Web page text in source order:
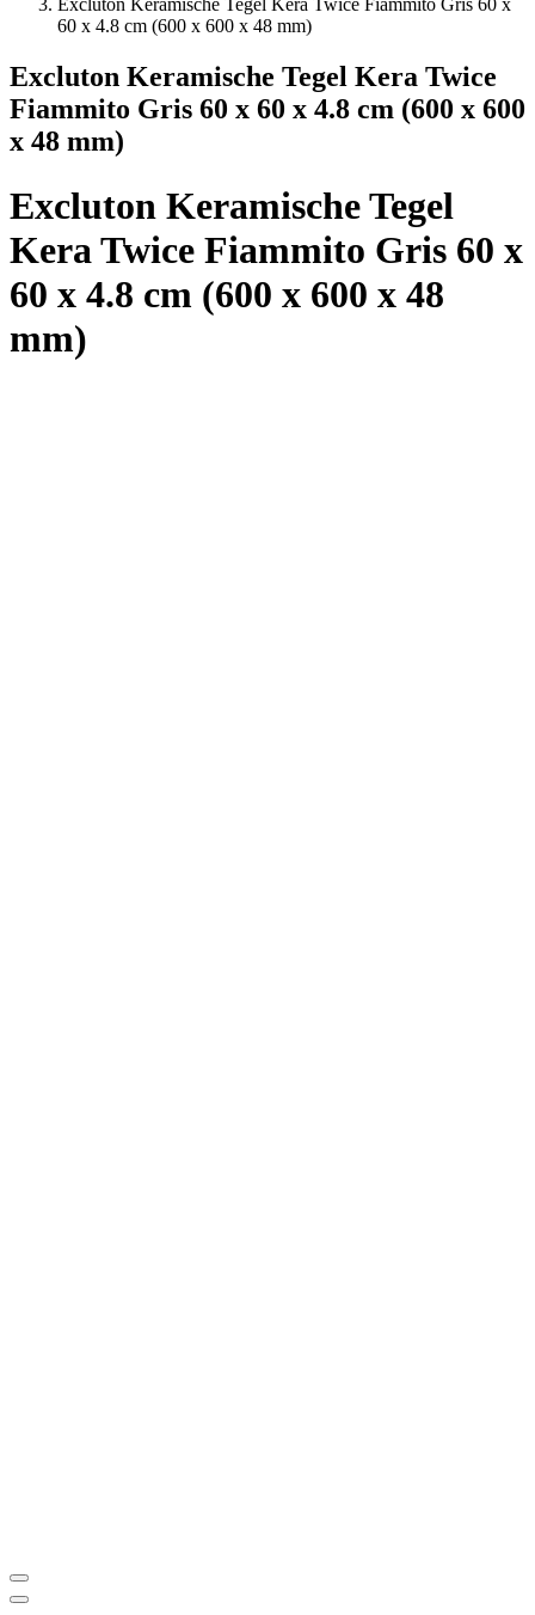
Excluton Keramische Tegel Kera Twice Fiammito Gris 60 x
60 x 4.8 cm (600 x 600 x 48 mm)
Excluton Keramische Tegel Kera Twice
Fiammito Gris 60 x 60 x 4.8 cm (600 x 600
x 48 mm)
Excluton Keramische Tegel
Kera Twice Fiammito Gris 60 x
60 x 4.8 cm (600 x 600 x 48
mm)